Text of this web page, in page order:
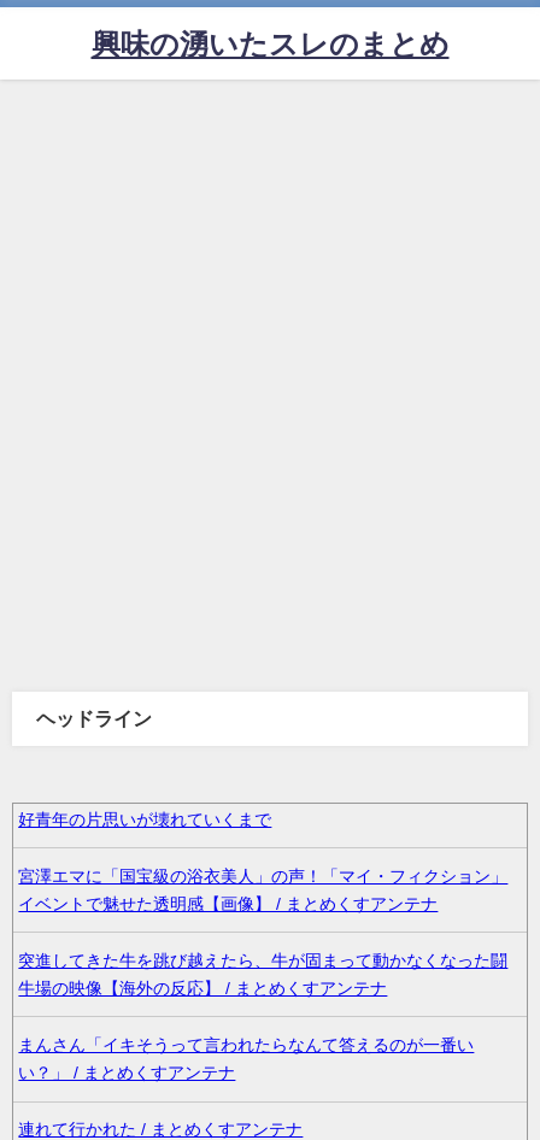
興味の湧いたスレのまとめ
ヘッドライン
好青年の片思いが壊れていくまで
宮澤エマに「国宝級の浴衣美人」の声！「マイ・フィクション」
イベントで魅せた透明感【画像】 / まとめくすアンテナ
突進してきた牛を跳び越えたら、牛が固まって動かなくなった闘
牛場の映像【海外の反応】 / まとめくすアンテナ
まんさん「イキそうって言われたらなんて答えるのが一番い
い？」 / まとめくすアンテナ
連れて行かれた / まとめくすアンテナ